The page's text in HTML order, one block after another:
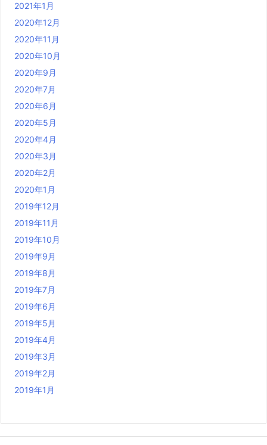
2021年1月
2020年12月
2020年11月
2020年10月
2020年9月
2020年7月
2020年6月
2020年5月
2020年4月
2020年3月
2020年2月
2020年1月
2019年12月
2019年11月
2019年10月
2019年9月
2019年8月
2019年7月
2019年6月
2019年5月
2019年4月
2019年3月
2019年2月
2019年1月